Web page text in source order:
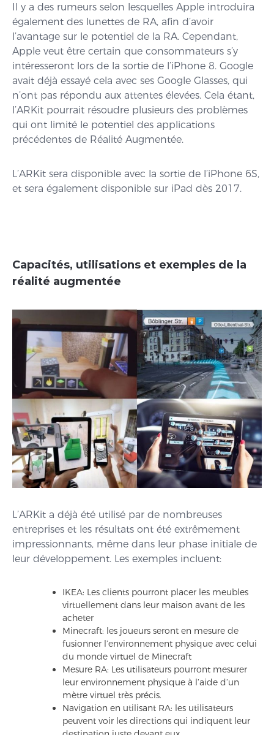
Il y a des rumeurs selon lesquelles Apple introduira
également des lunettes de RA, afin d’avoir
l’avantage sur le potentiel de la RA. Cependant,
Apple veut être certain que consommateurs s’y
intéresseront lors de la sortie de l’iPhone 8. Google
avait déjà essayé cela avec ses Google Glasses, qui
n’ont pas répondu aux attentes élevées. Cela étant,
l’ARKit pourrait résoudre plusieurs des problèmes
qui ont limité le potentiel des applications
précédentes de Réalité Augmentée.
L’ARKit sera disponible avec la sortie de l’iPhone 6S,
et sera également disponible sur iPad dès 2017.
Capacités, utilisations et exemples de la
réalité augmentée
L’ARKit a déjà été utilisé par de nombreuses
entreprises et les résultats ont été extrêmement
impressionnants, même dans leur phase initiale de
leur développement. Les exemples incluent:
IKEA: Les clients pourront placer les meubles
virtuellement dans leur maison avant de les
acheter
Minecraft: les joueurs seront en mesure de
fusionner l’environnement physique avec celui
du monde virtuel de Minecraft
Mesure RA: Les utilisateurs pourront mesurer
leur environnement physique à l’aide d’un
mètre virtuel très précis.
Navigation en utilisant RA: les utilisateurs
peuvent voir les directions qui indiquent leur